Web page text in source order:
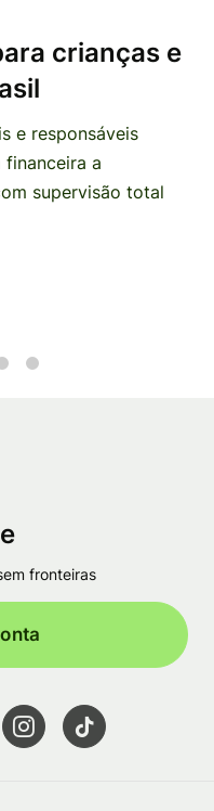
crianças e
e responsáveis
financeira a
supervisão total
fronteiras